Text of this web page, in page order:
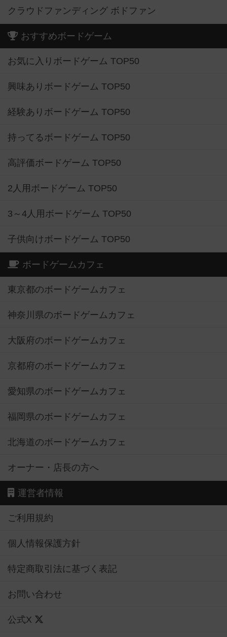
クラウドファンディング ボドファン
おすすめボードゲーム
お気に入りボードゲーム TOP50
興味ありボードゲーム TOP50
経験ありボードゲーム TOP50
持ってるボードゲーム TOP50
高評価ボードゲーム TOP50
2人用ボードゲーム TOP50
3～4人用ボードゲーム TOP50
子供向けボードゲーム TOP50
ボードゲームカフェ
東京都のボードゲームカフェ
神奈川県のボードゲームカフェ
大阪府のボードゲームカフェ
京都府のボードゲームカフェ
愛知県のボードゲームカフェ
福岡県のボードゲームカフェ
北海道のボードゲームカフェ
オーナー・店長の方へ
運営者情報
ご利用規約
個人情報保護方針
特定商取引法に基づく表記
お問い合わせ
公式X